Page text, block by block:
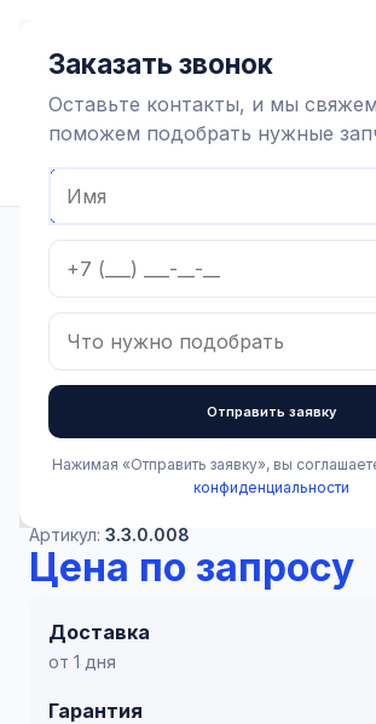
Маркировка животных
Бирка ушная, 60х80мм, двойная, под щипцы,
В наличии
Бирка ушная,
двойная, под
пустая, большая,
Артикул: 3.3.0.008
Цена по запросу
Доставка
от 1 дня
Гарантия
Заказать звонок
Оставьте контакты, и мы
поможем подобрать нужные
Отправить заявку
Нажимая «Отправить заявку», вы
конфиденциальности